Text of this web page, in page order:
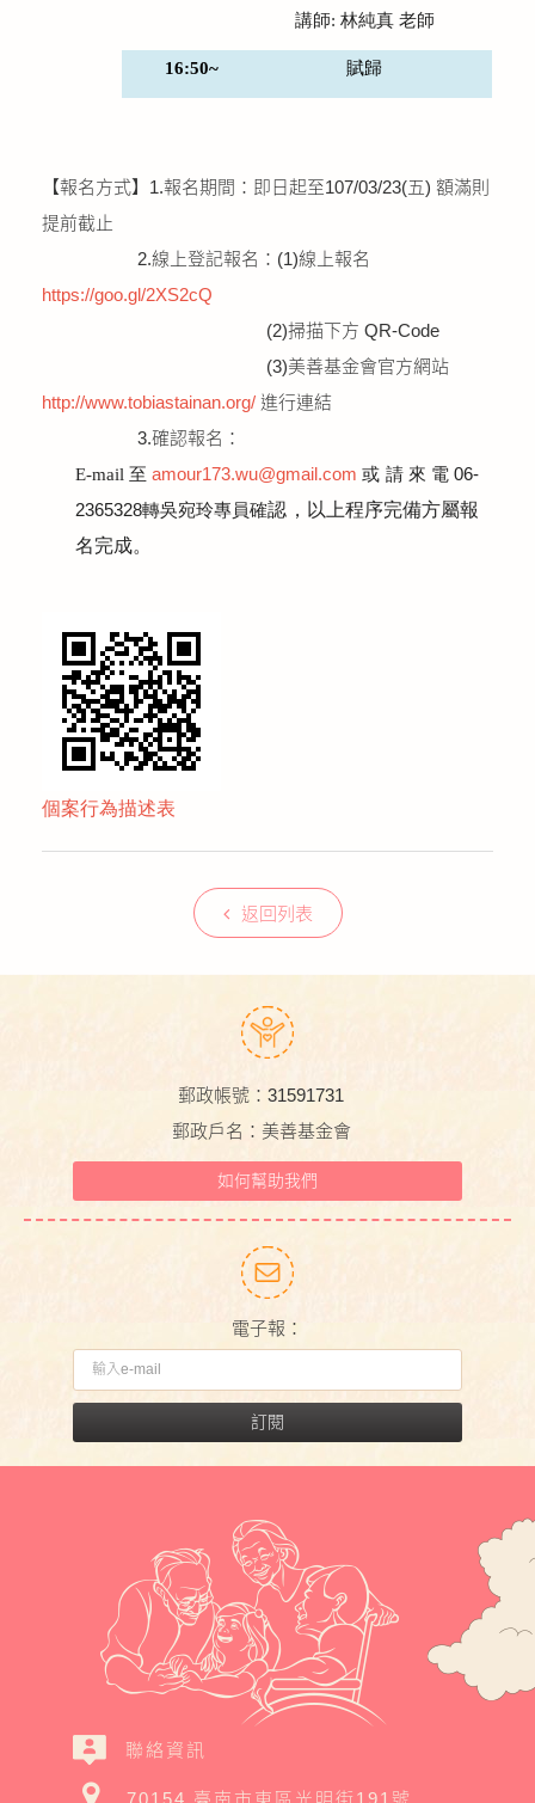
講師: 林純真 老師
16:50~ 賦歸
【報名方式】1.報名期間：即日起至107/03/23(五) 額滿則
提前截止
2.線上登記報名：(1)線上報名
https://goo.gl/2XS2cQ
(2)掃描下方 QR-Code
(3)美善基金會官方網站
http://www.tobiastainan.org/ 進行連結
3.確認報名：
E-mail 至amour173.wu@gmail.com 或請來電06-
2365328轉吳宛玲專員確認，以上程序完備方屬報
名完成。
個案行為描述表
返回列表
郵政帳號：31591731
郵政戶名：美善基金會
如何幫助我們
電子報：
訂閱
聯絡資訊
70154 臺南市東區光明街191號